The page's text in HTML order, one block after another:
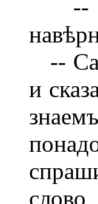
-- А
--
и